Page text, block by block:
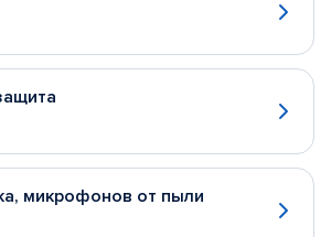
микрофонов от пыли